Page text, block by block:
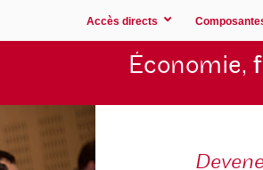
Accès directs
Économie,